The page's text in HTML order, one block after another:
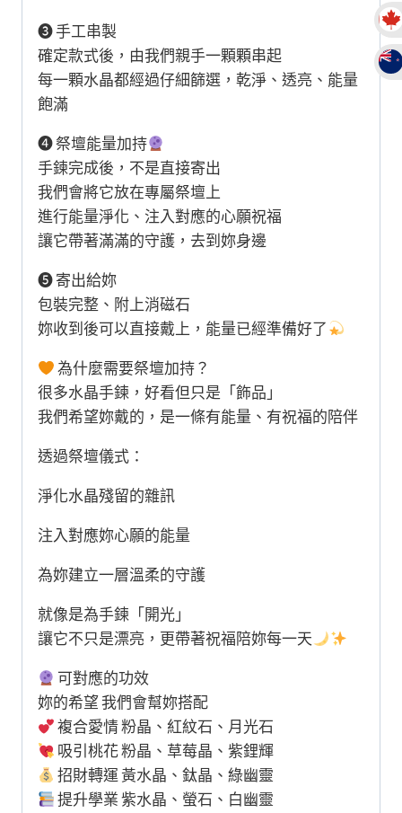
❸ 手工串製
確定款式後，由我們親手一顆顆串起
每一顆水晶都經過仔細篩選，乾淨、透亮、能量
飽滿
❹ 祭壇能量加持
手鍊完成後，不是直接寄出
我們會將它放在專屬祭壇上
進行能量淨化、注入對應的心願祝福
讓它帶著滿滿的守護，去到妳身邊
❺ 寄出給妳
包裝完整、附上消磁石
妳收到後可以直接戴上，能量已經準備好了
為什麼需要祭壇加持？
很多水晶手鍊，好看但只是「飾品」
我們希望妳戴的，是一條有能量、有祝福的陪伴
透過祭壇儀式：
淨化水晶殘留的雜訊
注入對應妳心願的能量
為妳建立一層溫柔的守護
就像是為手鍊「開光」
讓它不只是漂亮，更帶著祝福陪妳每一天
可對應的功效
妳的希望 我們會幫妳搭配
複合愛情 粉晶、紅紋石、月光石
吸引桃花 粉晶、草莓晶、紫鋰輝
招財轉運 黃水晶、鈦晶、綠幽靈
提升學業 紫水晶、螢石、白幽靈